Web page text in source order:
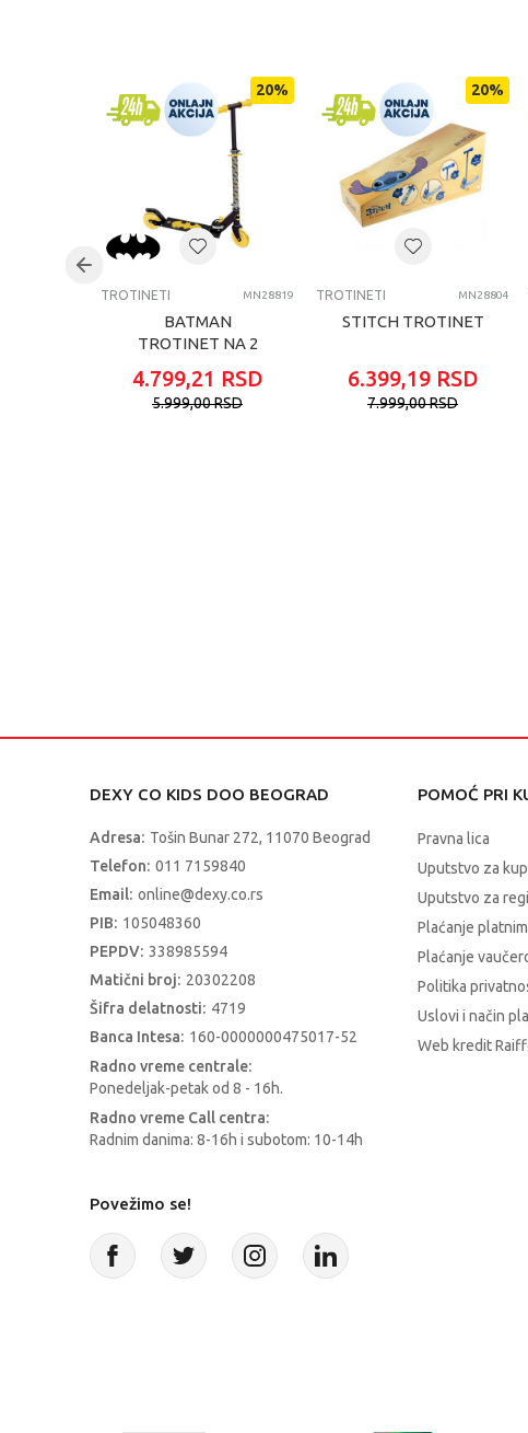
Pol
Kategorija
20%
TROTINETI MN28819
BATMAN
TROTINET NA 2
4.799,21 RSD
5.999,00RSD
20%
TROTINETI MN28804
STITCH TROTINET
6.399,19 RSD
7.999,00RSD
DEXY CO KIDS DOO BEOGRAD
Adresa: Tošin Bunar 272, 11070 Beograd
Telefon: 011 7159840
Email: online@dexy.co.rs
PIB: 105048360
PEPDV: 338985594
Matični broj: 20302208
Šifra delatnosti: 4719
Banca Intesa: 160-0000000475017-52
Radno vreme centrale:
Ponedeljak-petak od 8 - 16h.
Radno vreme Call centra:
Radnim danima: 8-16h i subotom: 10-14h
POMOĆ PRI
Pravna lica
Uputstvo za
Uputstvo za
Plaćanje
Plaćanje
Politika
Uslovi i način
Web kredit
Povežimo se!